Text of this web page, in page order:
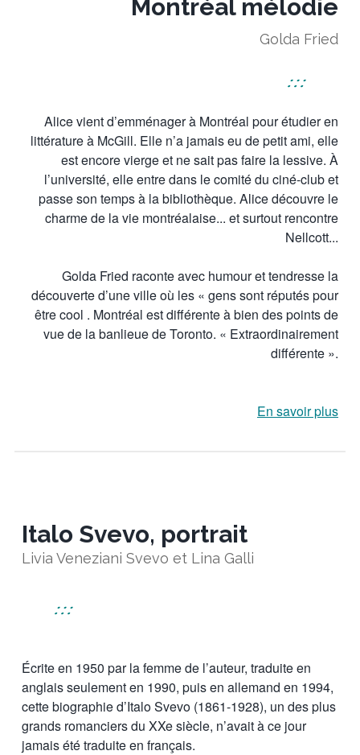
Montréal mélodie
Golda Fried
:::
Alice vient d’emménager à Montréal pour étudier en
littérature à McGill. Elle n’a jamais eu de petit ami, elle
est encore vierge et ne sait pas faire la lessive. À
l’université, elle entre dans le comité du ciné-club et
passe son temps à la bibliothèque. Alice découvre le
charme de la vie montréalaise... et surtout rencontre
Nellcott...
Golda Fried raconte avec humour et tendresse la
découverte d’une ville où les « gens sont réputés pour
être cool . Montréal est différente à bien des points de
vue de la banlieue de Toronto. « Extraordinairement
différente ».
En savoir plus
Italo Svevo, portrait
Livia Veneziani Svevo et Lina Galli
:::
Écrite en 1950 par la femme de l’auteur, traduite en
anglais seulement en 1990, puis en allemand en 1994,
cette biographie d’Italo Svevo (1861-1928), un des plus
grands romanciers du XXe siècle, n’avait à ce jour
jamais été traduite en français.